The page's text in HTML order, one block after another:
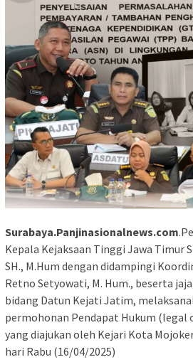
Surabaya.Panjinasionalnews.com
Kepala Kejaksaan Tinggi Jawa Timur
SH., M.Hum dengan didampingi
Retno Setyowati, M. Hum., beserta
bidang Datun Kejati Jatim,
permohonan Pendapat Hukum (legal
yang diajukan oleh Kejari Kota
hari Rabu (16/04/2025)